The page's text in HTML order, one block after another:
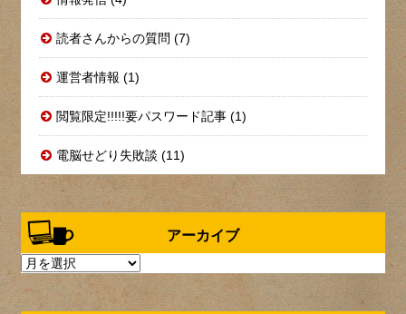
読者さんからの質問 (7)
運営者情報 (1)
閲覧限定!!!!!要パスワード記事 (1)
電脳せどり失敗談 (11)
アーカイブ
ア